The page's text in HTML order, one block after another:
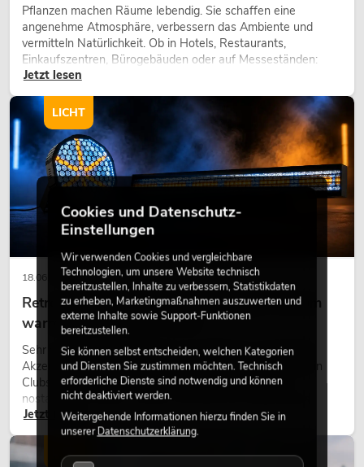
Pflanzen machen Räume lebendig. Sie schaffen eine
angenehme Atmosphäre, verbessern das Ambiente und
vermitteln Natürlichkeit. Ob in Hotels, Restaurants,
Einkaufszentren, Bürogebäuden oder auf Messeständen:
eine hochwertige Begrünung gehört heute längst zum
Jetzt lesen
18.06.2026
Retro-Licht im modernen Lichtdesign: Warum
warmes Licht wieder wirkt
Sehr warmes Licht, sichtbare Leuchtflächen und farbige
Akzente prägen viele aktuelle Lichtdesigns auf Bühnen, in
Clubs und bei Events. Retro-Licht ist dabei kein rein
nostalgischer Effekt, sondern ein bewusst eingesetztes
Gestaltungsmittel: Es schafft Atmosphäre, gibt Szenen
Charakter und kann technische LED-Setups emotionaler
wirken lassen.
Jetzt lesen
LICHT
LICHT
Cookies und Datenschutz-
Einstellungen
Wir verwenden Cookies und vergleichbare
Technologien, um unsere Website technisch
bereitzustellen, Inhalte zu verbessern, Statistikdaten
zu erheben, Marketingmaßnahmen auszuwerten und
externe Inhalte sowie Support-Funktionen
bereitzustellen.
Sie können selbst entscheiden, welchen Kategorien
und Diensten Sie zustimmen möchten. Technisch
erforderliche Dienste sind notwendig und können
nicht deaktiviert werden.
Weitergehende Informationen hierzu finden Sie in
unsererDatenschutzerklärung.